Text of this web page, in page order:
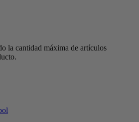
la cantidad máxima de artículos